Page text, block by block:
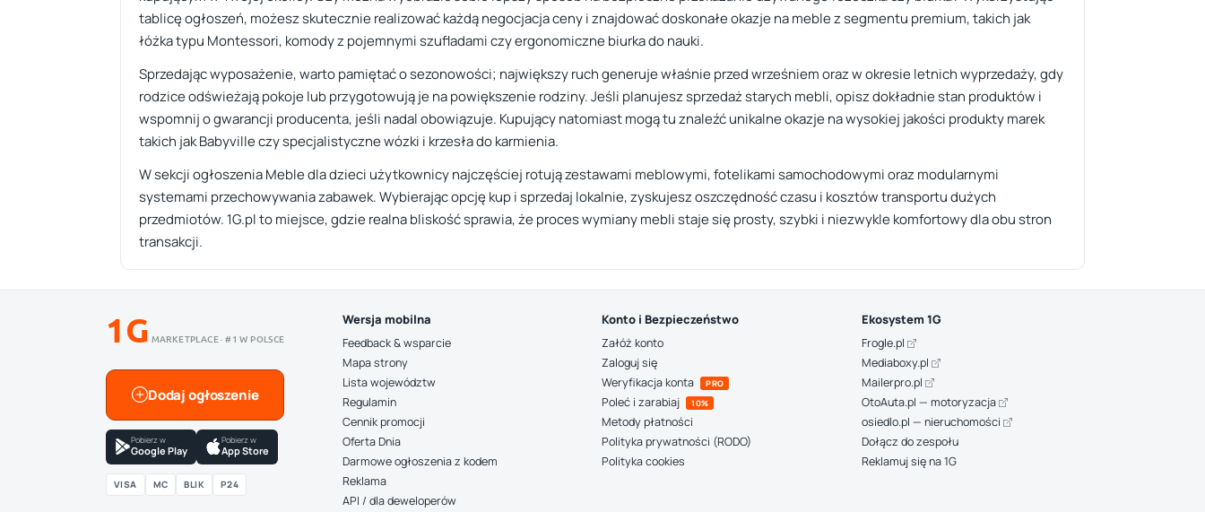
tablicę ogłoszeń, możesz skutecznie realizować każdą negocjacja ceny i znajdować doskonałe okazje na meble z segmentu premium, takich jak
łóżka typu Montessori, komody z pojemnymi szufladami czy ergonomiczne biurka do nauki.
Sprzedając wyposażenie, warto pamiętać o sezonowości; największy ruch generuje właśnie przed wrześniem oraz w okresie letnich wyprzedaży, gdy
rodzice odświeżają pokoje lub przygotowują je na powiększenie rodziny. Jeśli planujesz sprzedaż starych mebli, opisz dokładnie stan produktów i
wspomnij o gwarancji producenta, jeśli nadal obowiązuje. Kupujący natomiast mogą tu znaleźć unikalne okazje na wysokiej jakości produkty marek
takich jak Babyville czy specjalistyczne wózki i krzesła do karmienia.
W sekcji ogłoszenia Meble dla dzieci użytkownicy najczęściej rotują zestawami meblowymi, fotelikami samochodowymi oraz modularnymi
systemami przechowywania zabawek. Wybierając opcję kup i sprzedaj lokalnie, zyskujesz oszczędność czasu i kosztów transportu dużych
przedmiotów. 1G.pl to miejsce, gdzie realna bliskość sprawia, że proces wymiany mebli staje się prosty, szybki i niezwykle komfortowy dla obu stron
transakcji.
1G MARKETPLACE · #1 W POLSCE
Dodaj ogłoszenie
Pobierz w
Google Play
Pobierz w
App Store
VISA MC BLIK P24
Wersja mobilna
Feedback & wsparcie
Mapa strony
Lista województw
Regulamin
Cennik promocji
Oferta Dnia
Darmowe ogłoszenia z kodem
Reklama
API / dla deweloperów
Konto i Bezpieczeństwo
Załóż konto
Zaloguj się
Weryfikacja konta
PRO
Poleć i zarabiaj 10%
Metody płatności
Polityka prywatności (RODO)
Polityka cookies
Ekosystem 1G
Frogle.pl
Mediaboxy.pl
Mailerpro.pl
OtoAuta.pl — motoryzacja
osiedlo.pl — nieruchomości
Dołącz do zespołu
Reklamuj się na 1G